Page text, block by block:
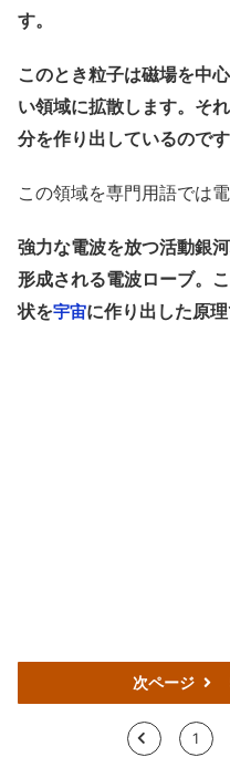
す。
このとき粒子は磁場を中
い領域に拡散します。そ
分を作り出しているのです
この領域を専門用語では
強力な電波を放つ活動銀
形成される電波ローブ。
状を宇宙に作り出した原理
次ページ
< 1